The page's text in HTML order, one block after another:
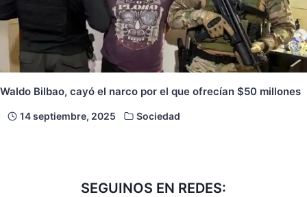
Waldo Bilbao, cayó el narco por el que ofrecían $50 millones
14 septiembre, 2025 Sociedad
SEGUINOS EN REDES: